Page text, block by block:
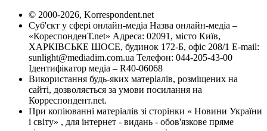
© 2000-2026, Korrespondent.net
Суб'єкт у сфері онлайн-медіа Назва онлайн-медіа –
«КореспонденТ.net» Адреса: 02091, місто Київ,
ХАРКІВСЬКЕ ШОСЕ, будинок 172-Б, офіс 208/1 E-mail:
sunlight@mediadim.com.ua Телефон: 044-205-43-00
Ідентифікатор медіа – R40-06068
Використання будь-яких матеріалів, розміщених на
сайті, дозволяється за умови посилання на
Корреспондент.net.
При копіюванні матеріалів зі сторінки « Новини України
і світу» , для інтернет - видань - обов'язкове пряме